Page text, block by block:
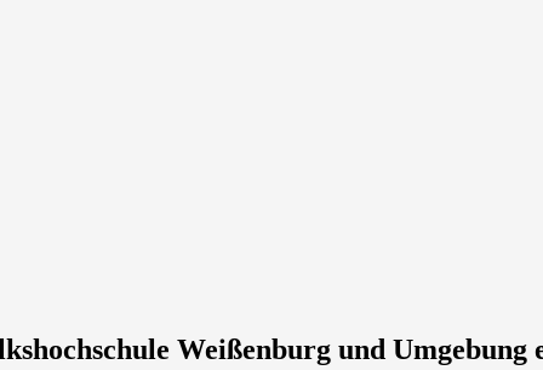
Weißenburg und Umgebung